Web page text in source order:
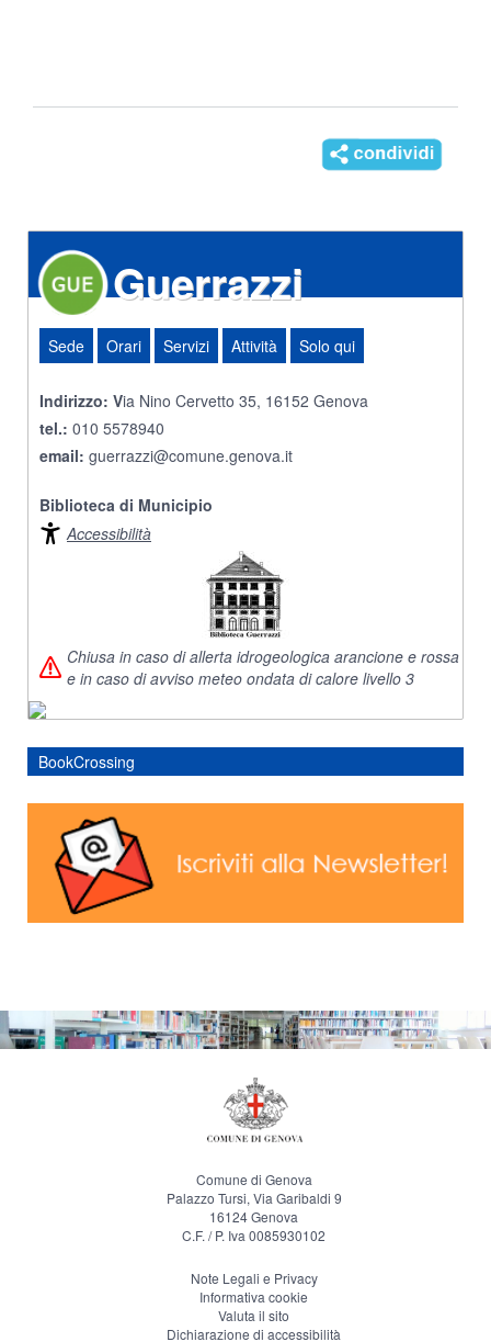
Guerrazzi
Sede Orari Servizi Attività Solo qui
Indirizzo: Via Nino Cervetto 35, 16152 Genova
tel.: 010 5578940
email: guerrazzi@comune.genova.it
Biblioteca di Municipio
Accessibilità
Chiusa in caso di allerta idrogeologica arancione e rossa
e in caso di avviso meteo ondata di calore livello 3
BookCrossing
Comune di Genova
Palazzo Tursi, Via Garibaldi 9
16124 Genova
C.F. / P. Iva 0085930102
Note Legali e Privacy
Informativa cookie
Valuta il sito
Dichiarazione di accessibilità